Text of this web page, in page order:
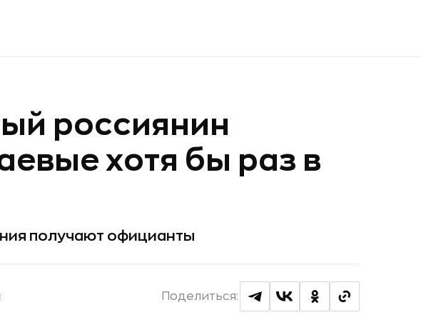
россиянин
хотя бы раз в
получают официанты
Поделиться: